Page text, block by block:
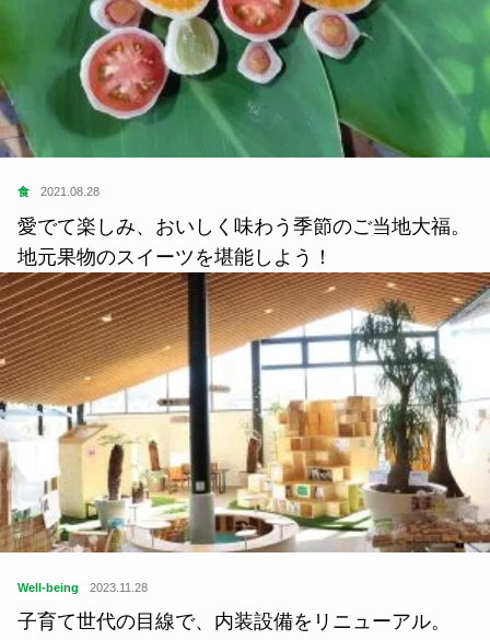
食 2021.08.28
愛でて楽しみ、おいしく味わう季節のご当地大福。
地元果物のスイーツを堪能しよう！
Well-being 2023.11.28
子育て世代の目線で、内装設備をリニューアル。